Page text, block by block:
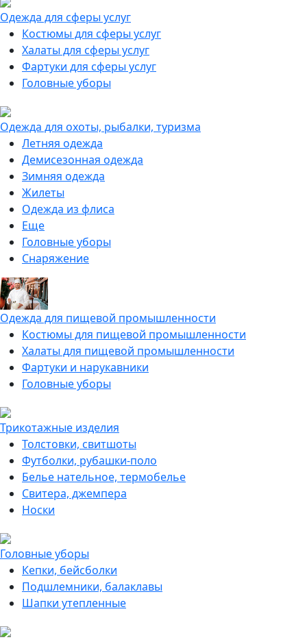
Одежда для сферы услуг
Костюмы для сферы услуг
Халаты для сферы услуг
Фартуки для сферы услуг
Головные уборы
Одежда для охоты, рыбалки, туризма
Летняя одежда
Демисезонная одежда
Зимняя одежда
Жилеты
Одежда из флиса
Еще
Головные уборы
Снаряжение
Одежда для пищевой промышленности
Костюмы для пищевой промышленности
Халаты для пищевой промышленности
Фартуки и нарукавники
Головные уборы
Трикотажные изделия
Толстовки, свитшоты
Футболки, рубашки-поло
Белье нательное, термобелье
Свитера, джемпера
Носки
Головные уборы
Кепки, бейсболки
Подшлемники, балаклавы
Шапки утепленные